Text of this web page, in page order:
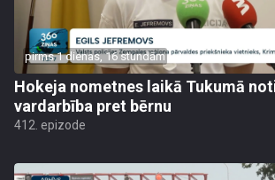
pirms 1 dienas, 16 stundām
Hokeja nometnes laikā Tukumā
vardarbība pret bērnu
412. epizode